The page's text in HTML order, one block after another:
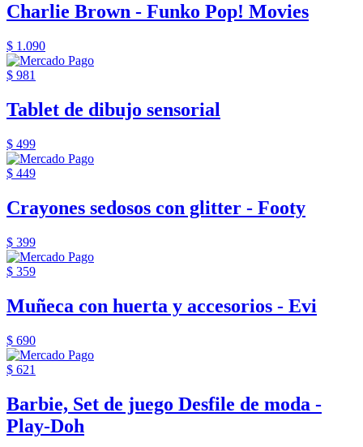
Charlie Brown - Funko Pop! Movies
$ 1.090
$ 981
Tablet de dibujo sensorial
$ 499
$ 449
Crayones sedosos con glitter - Footy
$ 399
$ 359
Muñeca con huerta y accesorios - Evi
$ 690
$ 621
Barbie, Set de juego Desfile de moda -
Play-Doh